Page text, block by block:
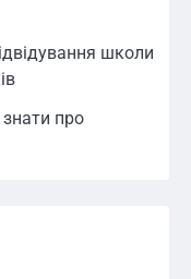
школи
про